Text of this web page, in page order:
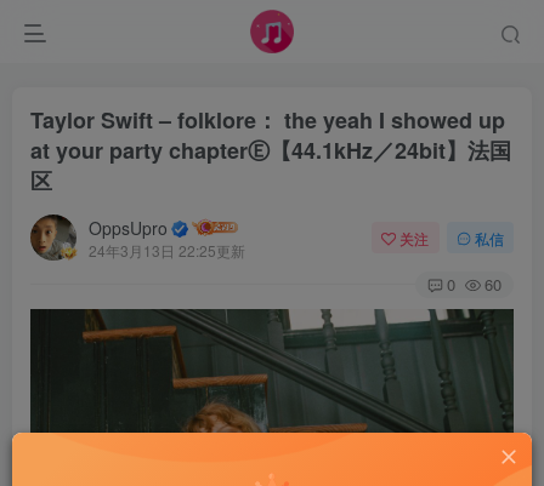
Taylor Swift – folklore： the yeah I showed up
at your party chapterⒺ【44.1kHz／24bit】法国
区
OppsUpro
24年3月13日 22:25更新
关注 私信
0 60